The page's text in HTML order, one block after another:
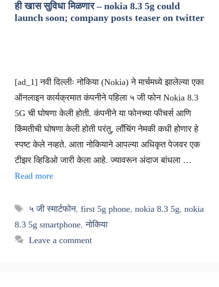
ही खास सुविधा मिळणार – nokia 8.3 5g could
launch soon; company posts teaser on twitter
[ad_1] नवी दिल्लीः नोकिया (Nokia) ने मार्चमध्ये झालेल्या एका
ऑनलाइन कार्यक्रमात कंपनीने पहिला ५ जी फोन Nokia 8.3
5G ची घोषणा केली होती. कंपनीने या फोनच्या फीचर्स आणि
किंमतीची घोषणा केली होती परंतु, लाँचिंग नेमकी कधी होणार हे
स्पष्ट केले नव्हते. आता नोकियाने आपल्या अधिकृत पेजवर एक
टीझर व्हिडिओ जारी केला आहे. ज्यावरून अंदाज बांधला …
Read more
Tags
५ जी स्मार्टफोन, first 5g phone, nokia 8.3 5g, nokia
8.3 5g smartphone,नोकिया
Leave a comment